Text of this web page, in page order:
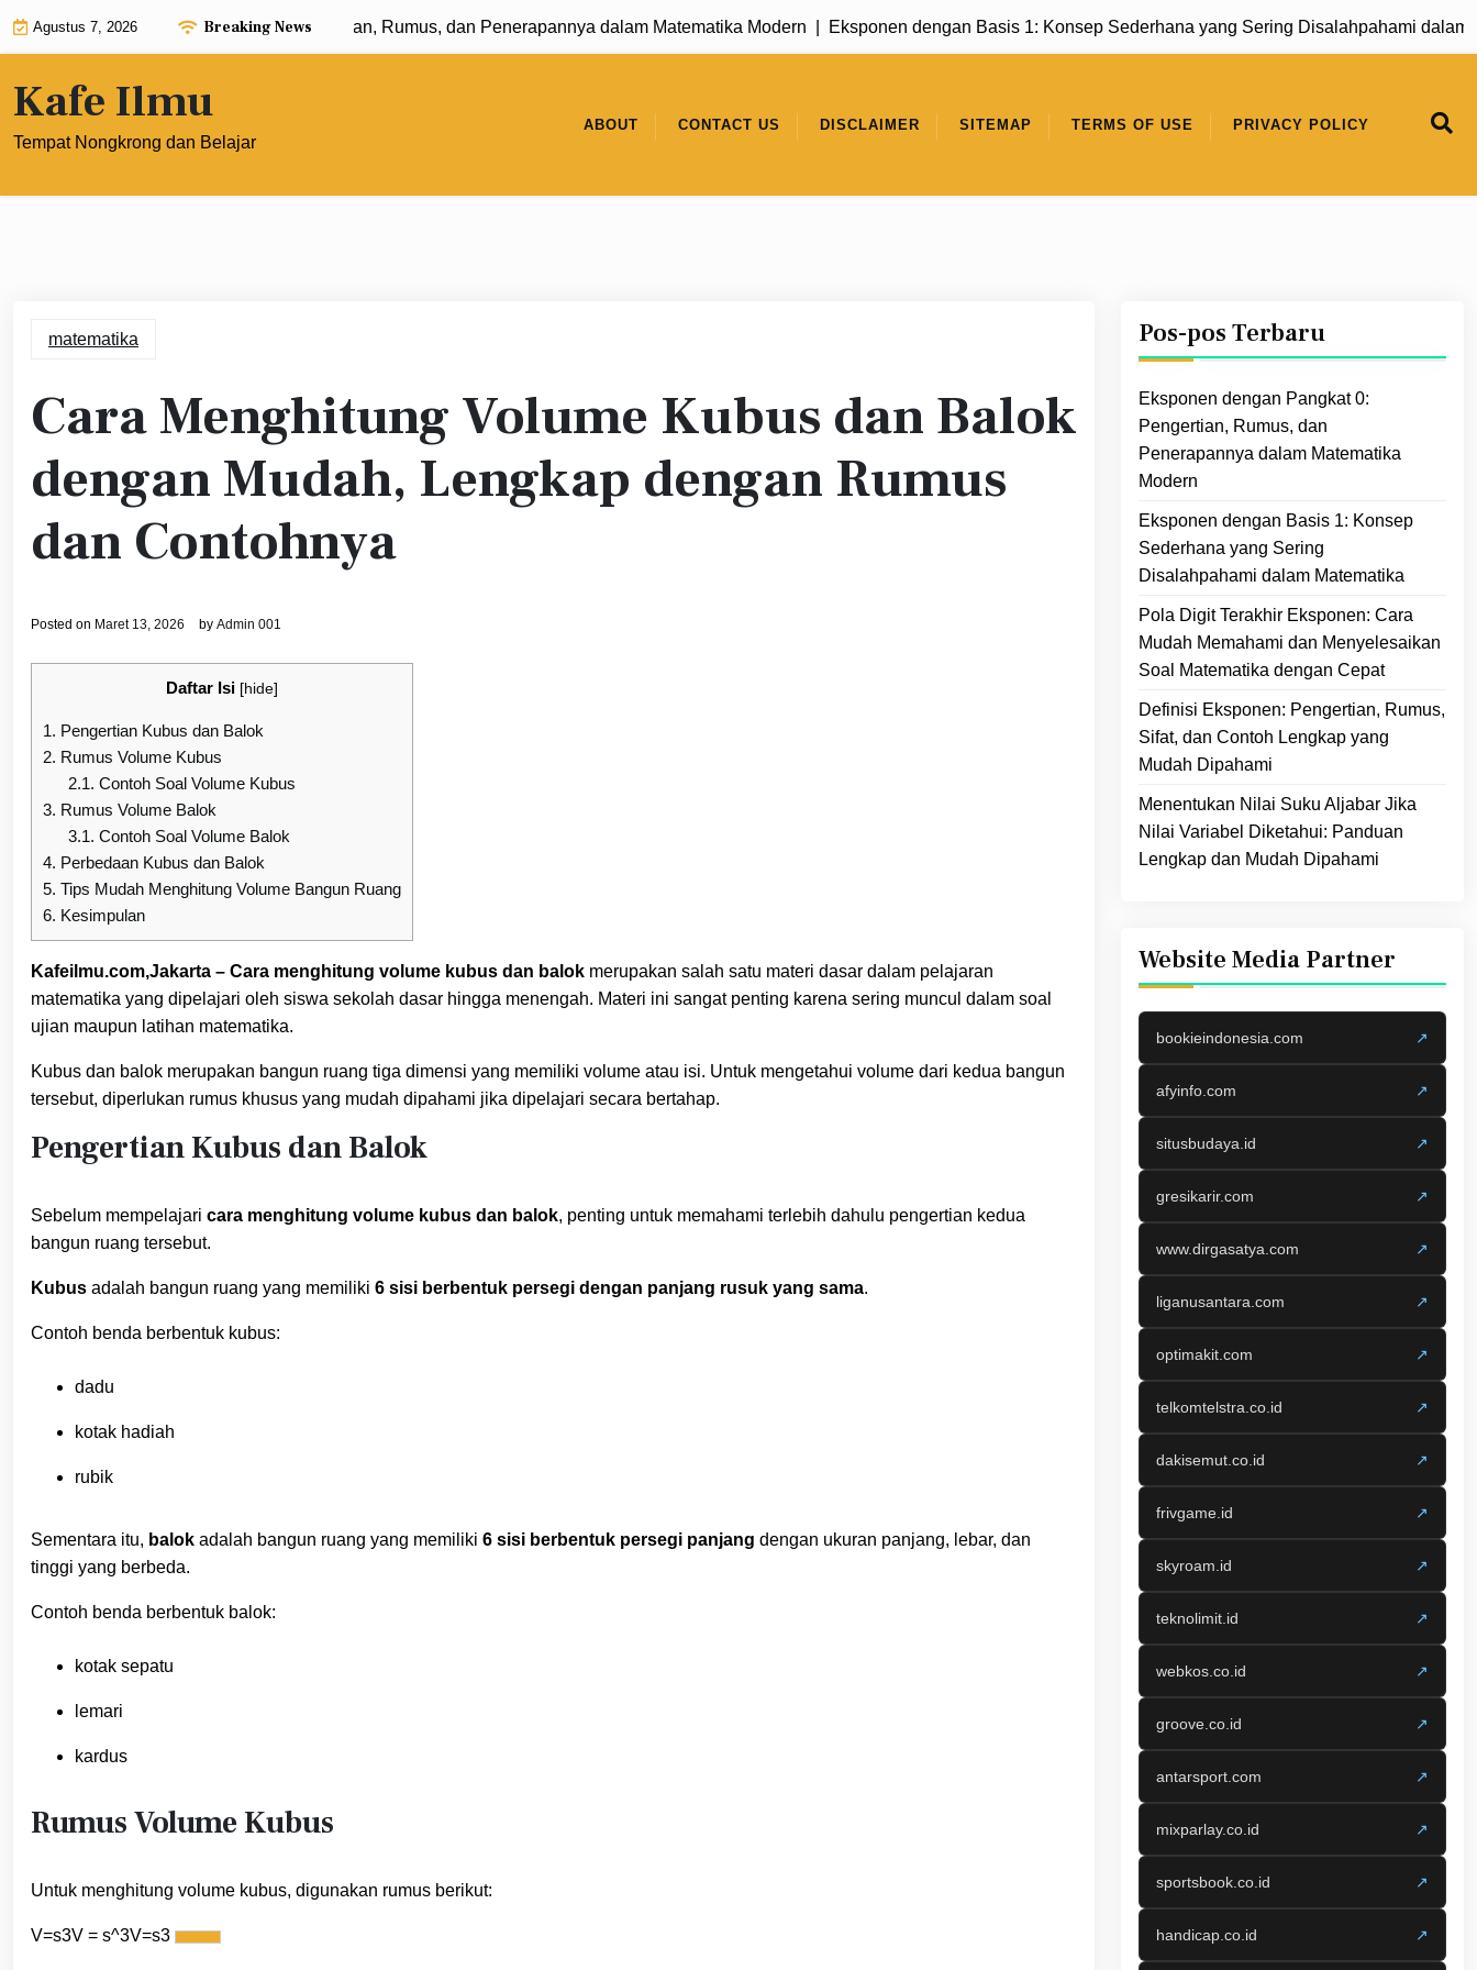
Agustus 7, 2026 Breaking News
Eksponen dengan Pangkat 0: Pengertian, Rumus, dan Penerapannya dalam Matematika Modern |Eksponen dengan Basis 1: Konsep Sederhana yang Sering Disalahpahami dalam
Kafe Ilmu
Tempat Nongkrong dan Belajar
ABOUT CONTACT US DISCLAIMER SITEMAP TERMS OF USE PRIVACY POLICY
matematika
Cara Menghitung Volume Kubus dan Balok
dengan Mudah, Lengkap dengan Rumus
dan Contohnya
Posted on Maret 13, 2026 by Admin 001
Daftar Isi [hide]
1. Pengertian Kubus dan Balok
2. Rumus Volume Kubus
2.1. Contoh Soal Volume Kubus
3. Rumus Volume Balok
3.1. Contoh Soal Volume Balok
4. Perbedaan Kubus dan Balok
5. Tips Mudah Menghitung Volume Bangun Ruang
6. Kesimpulan
Kafeilmu.com,Jakarta – Cara menghitung volume kubus dan balok merupakan salah satu materi dasar dalam pelajaran
matematika yang dipelajari oleh siswa sekolah dasar hingga menengah. Materi ini sangat penting karena sering muncul dalam soal
ujian maupun latihan matematika.
Kubus dan balok merupakan bangun ruang tiga dimensi yang memiliki volume atau isi. Untuk mengetahui volume dari kedua bangun
tersebut, diperlukan rumus khusus yang mudah dipahami jika dipelajari secara bertahap.
Pengertian Kubus dan Balok
Sebelum mempelajari cara menghitung volume kubus dan balok, penting untuk memahami terlebih dahulu pengertian kedua
bangun ruang tersebut.
Kubus adalah bangun ruang yang memiliki 6 sisi berbentuk persegi dengan panjang rusuk yang sama.
Contoh benda berbentuk kubus:
dadu
kotak hadiah
rubik
Sementara itu, balok adalah bangun ruang yang memiliki 6 sisi berbentuk persegi panjang dengan ukuran panjang, lebar, dan
tinggi yang berbeda.
Contoh benda berbentuk balok:
kotak sepatu
lemari
kardus
Rumus Volume Kubus
Untuk menghitung volume kubus, digunakan rumus berikut:
V=s3V = s^3V=s3
Pos-pos Terbaru
Eksponen dengan Pangkat 0:
Pengertian, Rumus, dan
Penerapannya dalam Matematika
Modern
Eksponen dengan Basis 1: Konsep
Sederhana yang Sering
Disalahpahami dalam Matematika
Pola Digit Terakhir Eksponen: Cara
Mudah Memahami dan Menyelesaikan
Soal Matematika dengan Cepat
Definisi Eksponen: Pengertian, Rumus,
Sifat, dan Contoh Lengkap yang
Mudah Dipahami
Menentukan Nilai Suku Aljabar Jika
Nilai Variabel Diketahui: Panduan
Lengkap dan Mudah Dipahami
Website Media Partner
bookieindonesia.com ↗
afyinfo.com ↗
situsbudaya.id ↗
gresikarir.com ↗
www.dirgasatya.com ↗
liganusantara.com ↗
optimakit.com ↗
telkomtelstra.co.id ↗
dakisemut.co.id ↗
frivgame.id ↗
skyroam.id ↗
teknolimit.id ↗
webkos.co.id ↗
groove.co.id ↗
antarsport.com ↗
mixparlay.co.id ↗
sportsbook.co.id ↗
handicap.co.id ↗